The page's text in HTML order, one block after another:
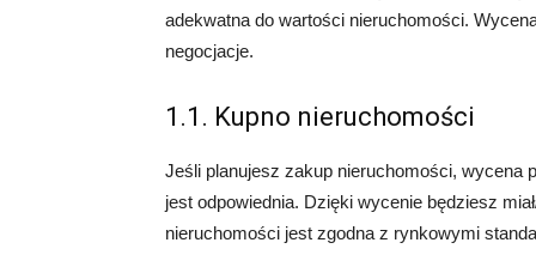
adekwatna do wartości nieruchomości.
negocjacje.
1.1. Kupno nieruchomości
Jeśli planujesz zakup nieruchomości, wycena
jest odpowiednia. Dzięki wycenie będziesz
nieruchomości jest zgodna z rynkowymi